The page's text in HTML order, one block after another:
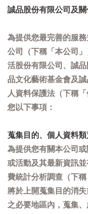
誠品股份有限公司及
為提供您最完善的服
公司（下稱「本公司
活股份有限公司、誠
品文化藝術基金會及
人資料保護法（下稱
您以下事項：
蒐集目的、個人資料
為提供您有關本公司
或活動及其最新資訊
費統計分析調查（下
將於上開蒐集目的消
之必要地區內，蒐集